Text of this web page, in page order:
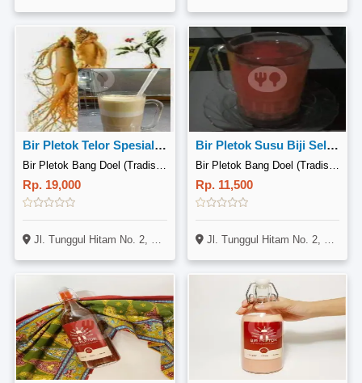
Bir Pletok Telor Spesial Ginseng
Bir Pletok Bang Doel (Tradisional Khas Betawi), Tunggul Hitam
Rp. 19,000
Jl. Tunggul Hitam No. 2, Dadok Tunggul Hitam, Koto Tangah, Padang
Bir Pletok Susu Biji Selasih
Bir Pletok Bang Doel (Tradisional Khas Betawi), Tunggul Hitam
Rp. 11,500
Jl. Tunggul Hitam No. 2, Dadok Tunggul Hitam, Koto Tangah, Padang